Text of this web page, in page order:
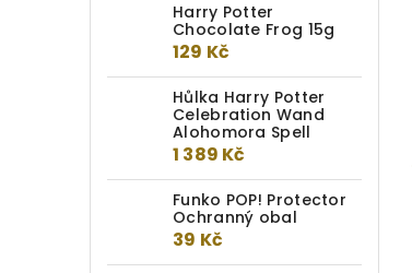
Harry Potter
Chocolate Frog 15g
129 Kč
Hůlka Harry Potter
Celebration Wand
Alohomora Spell
1 389 Kč
Funko POP! Protector
Ochranný obal
39 Kč